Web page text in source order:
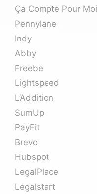
Ça Compte Pour Moi
Pennylane
Indy
Abby
Freebe
Lightspeed
L’Addition
SumUp
PayFit
Brevo
Hubspot
LegalPlace
Legalstart